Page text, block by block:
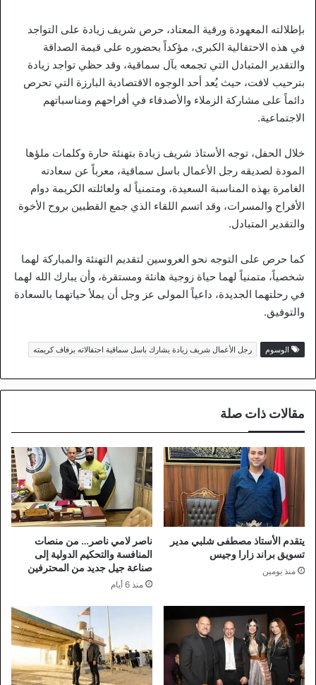
بإطلالته المعهودة ورقية المعتاد، حرص شريف زيادة على التواجد
في هذه الاحتفالية الكبرى، مؤكداً بحضوره على قيمة الصداقة
والتقدير المتبادل التي تجمعه بآل سماقية، وقد حظي تواجد زيادة
بترحيب لافت، حيث يُعد أحد الوجوه الاقتصادية البارزة التي تحرص
دائماً على مشاركة الزملاء والأصدقاء في أفراحهم ومناسباتهم
الاجتماعية.
خلال الحفل، توجه الأستاذ شريف زيادة بتهنئة حارة وكلمات ملؤها
المودة لصديقه رجل الأعمال باسل سماقية، معرباً عن سعادته
الغامرة بهذه المناسبة السعيدة، ومتمنياً له ولعائلته الكريمة دوام
الأفراح والمسرات، وقد اتسم اللقاء الذي جمع القطبين بروح الأخوة
والتقدير المتبادل.
كما حرص على التوجه نحو العروسين لتقديم التهنئة والمباركة لهما
شخصياً، متمنياً لهما حياة زوجية هانئة ومستقرة، وأن يبارك الله لهما
في رحلتهما الجديدة، داعياً المولى عز وجل أن يملأ حياتهما بالسعادة
والتوفيق.
الوسوم رجل الأعمال شريف زيادة يشارك باسل سماقية احتفالاته بزفاف كريمته
مقالات ذات صلة
يتقدم الأستاذ مصطفى شلبي مدير
تسويق براند زارا وجيس
منذ يومين
ناصر لامي ناصر… من منصات
المنافسة والتحكيم الدولية إلى
صناعة جيل جديد من المحترفين
منذ 6 أيام